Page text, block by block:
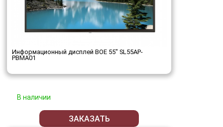
Информационный дисплей BOE 55" SL55AP-
PBMA01
В наличии
ЗАКАЗАТЬ